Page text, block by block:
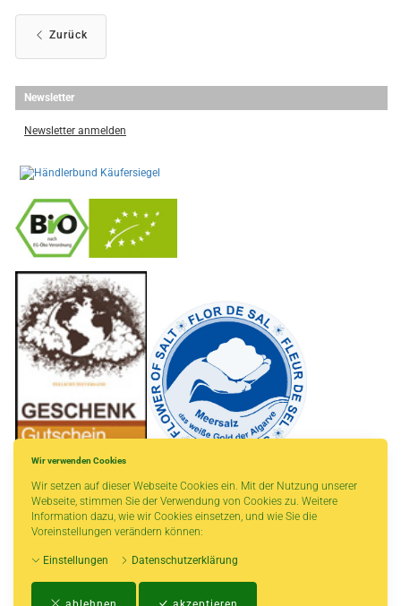
Wir verwenden Cookies
Wir setzen auf dieser Webseite Cookies ein. Mit der Nutzung unserer
Webseite, stimmen Sie der Verwendung von Cookies zu. Weitere
Information dazu, wie wir Cookies einsetzen, und wie Sie die
Voreinstellungen verändern können:
Einstellungen Datenschutzerklärung
Zurück
Newsletter
Newsletter anmelden
* gilt für Lieferungen innerhalb Deutschlands, Lieferzeiten für andere Länder
entnehmen Sie bitte der Schaltfläche mit den Versandinformationen.
Impressum-AGB-Zahlungs- und Versandbedingungen